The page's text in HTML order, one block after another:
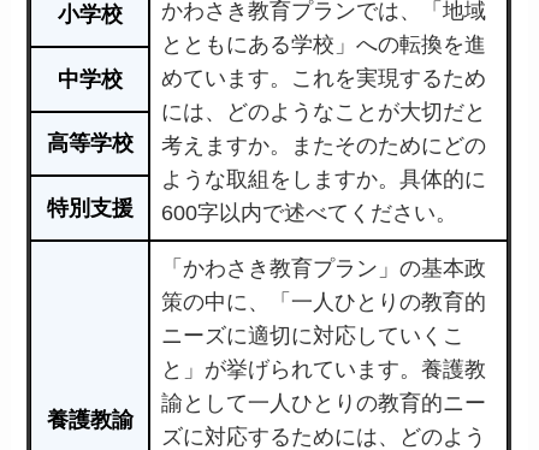
小学校
かわさき教育プランでは、「地域
とともにある学校」への転換を進
めています。これを実現するため
には、どのようなことが大切だと
考えますか。またそのためにどの
ような取組をしますか。具体的に
600字以内で述べてください。
中学校
高等学校
特別支援
養護教諭
「かわさき教育プラン」の基本政
策の中に、「一人ひとりの教育的
ニーズに適切に対応していくこ
と」が挙げられています。養護教
諭として一人ひとりの教育的ニー
ズに対応するためには、どのよう